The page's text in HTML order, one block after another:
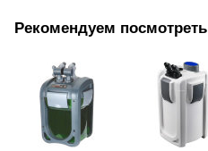
Рекомендуем посмотреть